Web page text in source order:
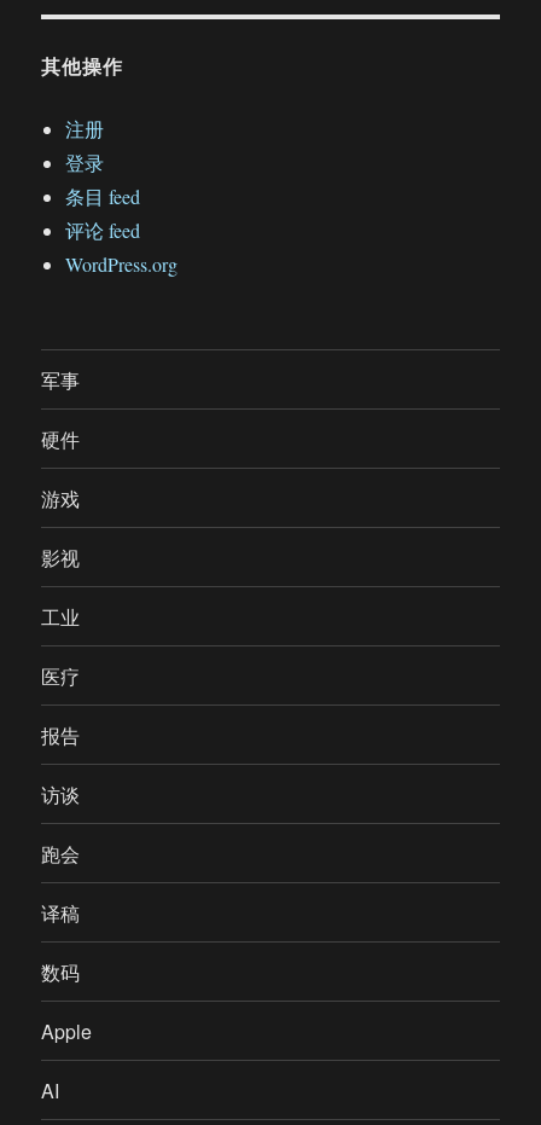
其他操作
注册
登录
条目 feed
评论 feed
WordPress.org
军事
硬件
游戏
影视
工业
医疗
报告
访谈
跑会
译稿
数码
Apple
AI